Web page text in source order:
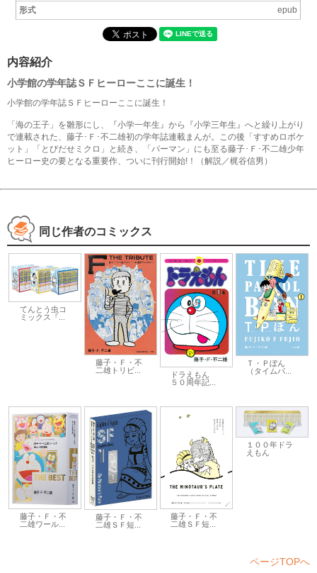
形式
epub
内容紹介
小学館の学年誌ＳＦヒーローここに誕生！
小学館の学年誌ＳＦヒーローここに誕生！
「海の王子」を雛形にし、『小学一年生』から『小学三年生』へと繰り上がり
で連載された、藤子･Ｆ･不二雄初の学年誌連載まんが。この後「すすめロボケ
ット」「とびだせミクロ」と続き、「パーマン」にも至る藤子･Ｆ･不二雄少年
ヒーロー史の要となる重要作、ついに刊行開始!！（解説／梶谷信男）
同じ作者のコミックス
てんとう虫コ
ミックス『...
藤子・Ｆ・不
二雄トリビ...
ドラえもん
５０周年記...
Ｔ・Ｐぼん
（タイムパ...
藤子・Ｆ・不
二雄ワール...
藤子・Ｆ・不
二雄ＳＦ短...
藤子・Ｆ・不
二雄ＳＦ短...
１００年ドラ
えもん
ページTOPへ